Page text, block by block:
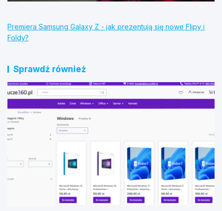
Premiera Samsung Galaxy Z - jak prezentują się nowe Flipy i
Foldy?
Sprawdź również